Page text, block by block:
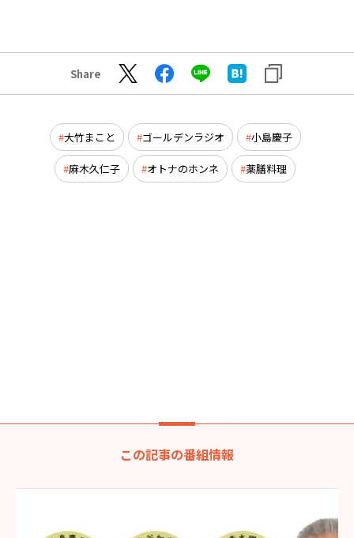
Share
大竹まこと ゴールデンラジオ 小島慶子
麻木久仁子 オトナのホンネ 薬膳料理
この記事の番組情報